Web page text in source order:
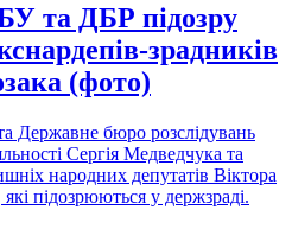
та ДБР підозру
зрадників
(фото)
Державне бюро розслідувань
Сергія Медведчука та
народних депутатів Віктора
підозрюються у держзраді.